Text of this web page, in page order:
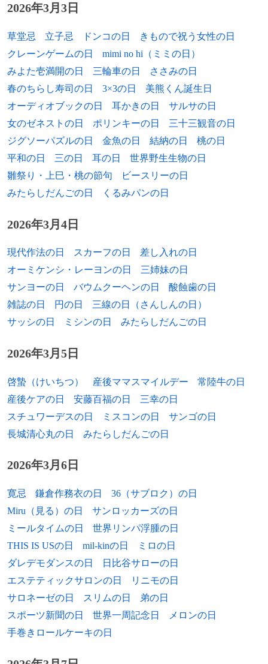
1804年
フランス民法典（ナポレオン法典）の発
1801年
エジプト・シリア戦役中、アレクサンドリ
アの戦いが起こる。
1591年 葛西大崎一揆を扇動した嫌疑で、伊達政宗
が上洛し喚問を受ける。
1566年 イングランドの宗教改革指導者トマス・ク
ランマーが女王メアリー1世の命により火
刑。
[出典]
1922年 ラス・メイヤー、映画監督（+ 2004年）
1924年 伊藤宗一郎、第69代衆議院議長（+ 2001
年）
1924年 ハリー・レーマン、物理学者（+ 1998年）
1925年 信夫山治貞、元大相撲力士（+ 1977年）
1925年 ピーター・ブルック、演出家（+ 2022年）
年）
1927年 宮城まり子、女優、歌手（+ 2020年）
1927年
ハンス・ディートリヒ・ゲンシャー、政治
家（+ 2016年）
1927年 ホルトン・アープ、天文学者（+ 2013年）
1928年 奥田幹生、政治家（+ 2018年）
1931年
豊登道春、元大相撲力士、プロレスラー
（+ 1998年）
1932年 高森和子、女優、エッセイスト
1932年 ウォルター・ギルバート、物理学者、生化
学者
1933年 種村季弘、ドイツ文学者（+ 2004年）
1934年 大和田明、元プロ野球選手（+ 2001年）
1934年 原哲男、俳優（+ 2013年）
1935年 井上孝雄、俳優（+ 1994年）
1935年 島田久、政治家（+ 2010年）
1935年 吉田勝豊、元プロ野球選手（+ 2016年）
1935年
ブライアン・クラフ、サッカー選手、指導
者（+ 2004年）
ン
年）
2016年 佐野正幸、スポーツライター、ノンフィク
ション作家（* 1952年）
2016年 四代目 江戸家猫八、物真似芸人（* 1949
年）
2020年 宮城まり子、女優 （* 1927年）
2020年 加戸守行、政治家、元愛媛県知事 （* 1934
年）
[出典]
2022年 青山真治、映画監督（*1964年）
2026年3月3日
草堂忌 立子忌 ドンコの日
きもので祝う女性の日
クレーンゲームの日
mimi no hi（ミミの日）
みよた壱満開の日
三輪車の日
ささみの日
春のちらし寿司の日
3×3の日
美熊くん誕生日
オーディオブックの日
耳かきの日
サルサの日
女のゼネストの日
ポリンキーの日
三十三観音の日
ジグソーパズルの日
金魚の日 結納の日
桃の日
平和の日
三の日 耳の日
世界野生生物の日
雛祭り・上巳・桃の節句
ビースリーの日
みたらしだんごの日
くるみパンの日
2026年3月4日
現代作法の日 スカーフの日
差し入れの日
オーミケンシ・レーヨンの日
三姉妹の日
サンヨーの日
バウムクーヘンの日
酸蝕歯の日
雑誌の日
円の日
三線の日（さんしんの日）
サッシの日
ミシンの日 みたらしだんごの日
2026年3月5日
啓蟄（けいちつ） 産後ママスマイルデー
常陸牛の日
産後ケアの日
安藤百福の日
三幸の日
スチュワーデスの日
ミスコンの日
サンゴの日
長城清心丸の日
みたらしだんごの日
2026年3月6日
寛忌 鎌倉作務衣の日
36（サブロク）の日
Miru（見る）の日
サンロッカーズの日
ミールタイムの日
世界リンパ浮腫の日
THIS IS USの日
mil-kinの日
ミロの日
ダレデモダンスの日
日比谷サローの日
エステティックサロンの日
リニモの日
サロネーゼの日
スリムの日
弟の日
スポーツ新聞の日
世界一周記念日
メロンの日
手巻きロールケーキの日